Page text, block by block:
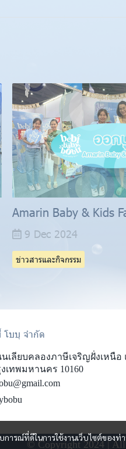
Amarin Baby & Kids
9 Dec 2024
ข่าวสารและกิจกรรม
รณ์ที่ดีในการใช้งานเว็บไซต์ของท่
โบบุ จำกัด
นเลียบคลองภาษีเจริญฝั่งเหนื
เทพมหานคร 10160
© Copyright 2024 | All